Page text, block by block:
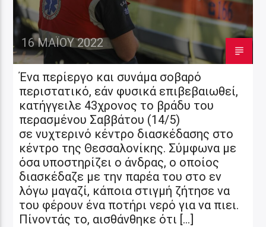
16 ΜΑΪ́ΟΥ 2022
Ένα περίεργο και συνάμα σοβαρό
περιστατικό, εάν φυσικά επιβεβαιωθεί,
κατήγγειλε 43χρονος το βράδυ του
περασμένου Σαββάτου (14/5)
σε νυχτερινό κέντρο διασκέδασης στο
κέντρο της Θεσσαλονίκης. Σύμφωνα με
όσα υποστηρίζει ο άνδρας, ο οποίος
διασκέδαζε με την παρέα του στο εν
λόγω μαγαζί, κάποια στιγμή ζήτησε να
του φέρουν ένα ποτήρι νερό για να πιει.
Πίνοντάς το, αισθάνθηκε ότι […]